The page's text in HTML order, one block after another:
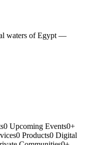
waters of Egypt —
0 Upcoming Events0+
0 Products0 Digital